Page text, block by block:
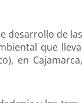
desarrollo de
que
en